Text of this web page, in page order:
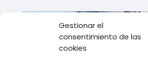
Gestionar el
consentimiento de las
cookies